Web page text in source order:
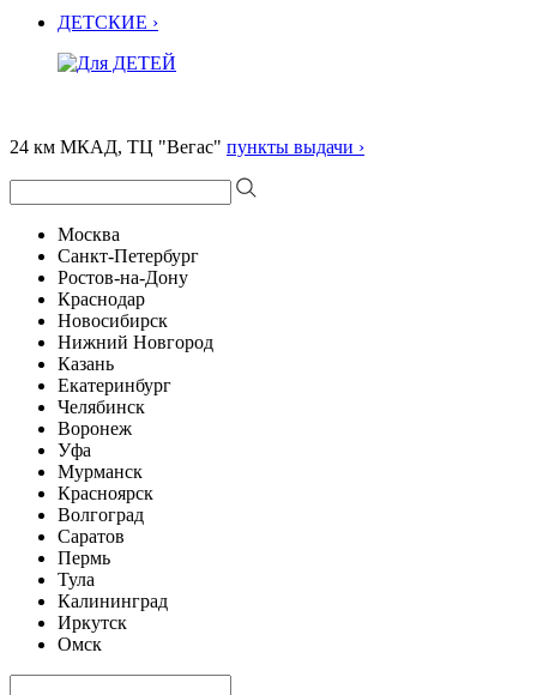
ДЕТСКИЕ ›
24 км МКАД, ТЦ "Вегас" пункты выдачи ›
Москва
Санкт-Петербург
Ростов-на-Дону
Краснодар
Новосибирск
Нижний Новгород
Казань
Екатеринбург
Челябинск
Воронеж
Уфа
Мурманск
Красноярск
Волгоград
Саратов
Пермь
Тула
Калининград
Иркутск
Омск